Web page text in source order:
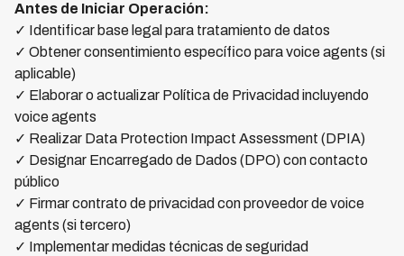
Antes de Iniciar Operación:
✓ Identificar base legal para tratamiento de datos
✓ Obtener consentimiento específico para voice agents (si
aplicable)
✓ Elaborar o actualizar Política de Privacidad incluyendo
voice agents
✓ Realizar Data Protection Impact Assessment (DPIA)
✓ Designar Encarregado de Dados (DPO) con contacto
público
✓ Firmar contrato de privacidad con proveedor de voice
agents (si tercero)
✓ Implementar medidas técnicas de seguridad